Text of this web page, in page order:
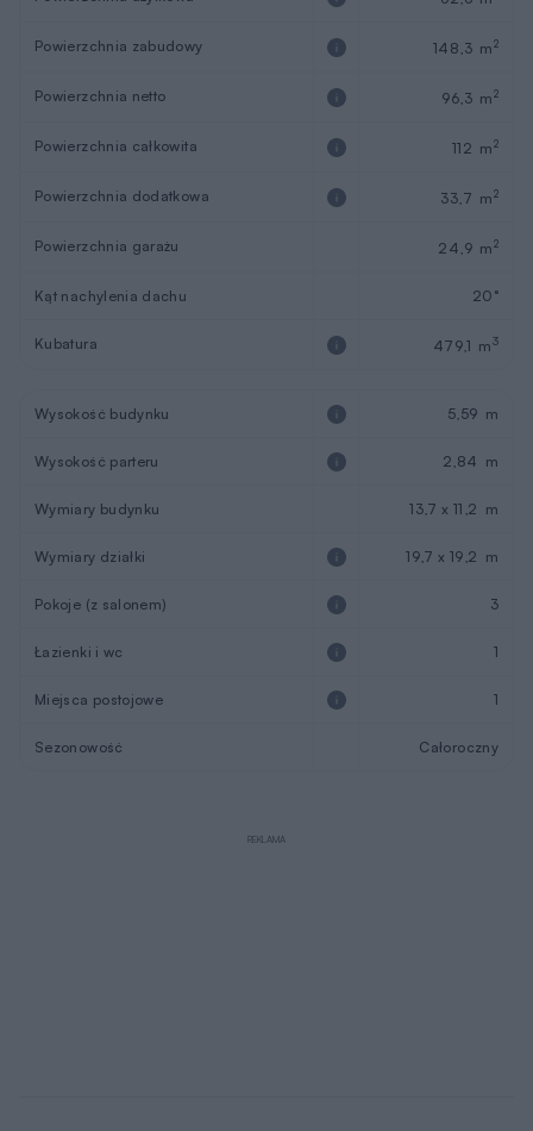
Powierzchnia zabudowy 148,3 m2
Powierzchnia netto 96,3 m2
Powierzchnia całkowita 112 m2
Powierzchnia dodatkowa 33,7 m2
Powierzchnia garażu 24,9 m2
Kąt nachylenia dachu 20°
Kubatura 479,1 m3
Wysokość budynku 5,59 m
Wysokość parteru 2,84 m
Wymiary budynku 13,7 x 11,2 m
Wymiary działki 19,7 x 19,2 m
Pokoje (z salonem) 3
Łazienki i wc 1
Miejsca postojowe 1
Sezonowość Całoroczny
REKLAMA